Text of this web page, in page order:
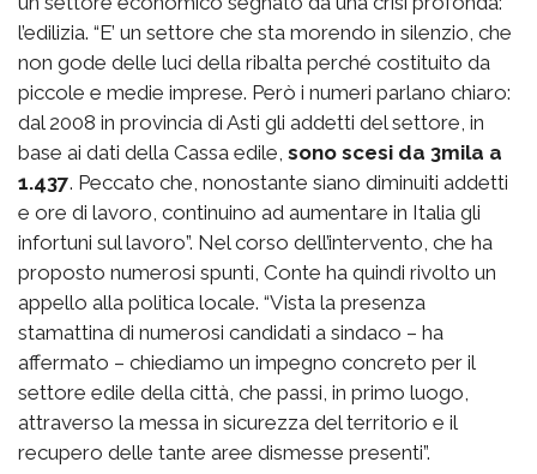
l’edilizia. “E’ un settore che sta morendo in silenzio, che
non gode delle luci della ribalta perché costituito da
piccole e medie imprese. Però i numeri parlano chiaro:
dal 2008 in provincia di Asti gli addetti del settore, in
base ai dati della Cassa edile, sono scesi da 3mila a
1.437. Peccato che, nonostante siano diminuiti addetti
e ore di lavoro, continuino ad aumentare in Italia gli
infortuni sul lavoro”. Nel corso dell’intervento, che ha
proposto numerosi spunti, Conte ha quindi rivolto un
appello alla politica locale. “Vista la presenza
stamattina di numerosi candidati a sindaco – ha
affermato – chiediamo un impegno concreto per il
settore edile della città, che passi, in primo luogo,
attraverso la messa in sicurezza del territorio e il
recupero delle tante aree dismesse presenti”.